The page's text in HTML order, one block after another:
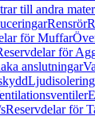
till andra
Rensrör
för Muffar
för
anslutningar
Ljudisolering
Reservdelar för